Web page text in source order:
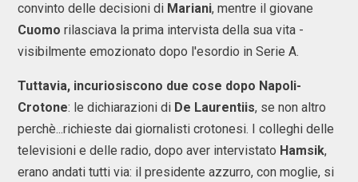
convinto delle decisioni di Mariani, mentre il giovane
Cuomo rilasciava la prima intervista della sua vita -
visibilmente emozionato dopo l'esordio in Serie A.
Tuttavia, incuriosiscono due cose dopo Napoli-
Crotone: le dichiarazioni di De Laurentiis, se non altro
perchè...richieste dai giornalisti crotonesi. I colleghi delle
televisioni e delle radio, dopo aver intervistato Hamsik,
erano andati tutti via: il presidente azzurro, con moglie, si